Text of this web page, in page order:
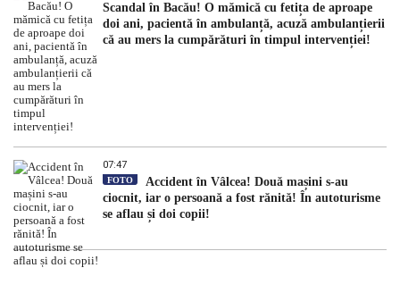
Scandal în Bacău! O mămică cu fetița de aproape
doi ani, pacientă în ambulanță, acuză ambulanțierii
că au mers la cumpărături în timpul intervenției!
07:47
FOTO
Accident în Vâlcea! Două mașini s-au
ciocnit, iar o persoană a fost rănită! În autoturisme
se aflau și doi copii!